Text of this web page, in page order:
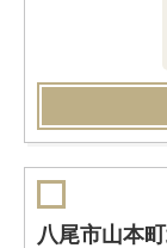
八尾市山本